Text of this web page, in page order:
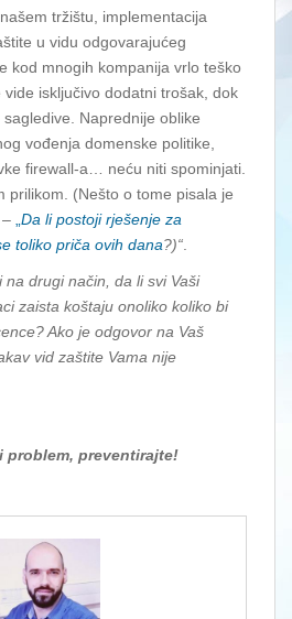
tržištu, implementacija
u vidu odgovarajućeg
kod mnogih kompanija vrlo teško
isključivo dodatni trošak, dok
Naprednije oblike
vođenja domenske politike,
firewall-a… neću niti spominjati.
prilikom. (Nešto o tome pisala je
Da li postoji rješenje za
toliko priča ovih dana?)“
drugi način, da li svi Vaši
zaista koštaju onoliko koliko bi
Ako je odgovor na Vaš
vid zaštite Vama nije
problem, preventirajte!